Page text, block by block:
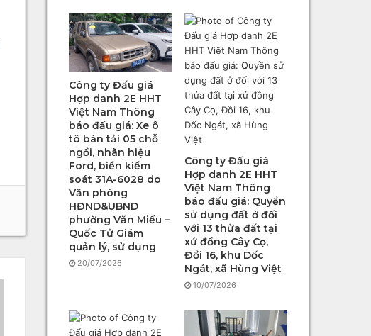
Công ty Đấu giá
Hợp danh 2E HHT
Việt Nam Thông
báo đấu giá: Xe ô
tô bán tải 05 chỗ
ngồi, nhãn hiệu
Ford, biển kiểm
soát 31A-6028 do
Văn phòng
HĐND&UBND
phường Văn Miếu –
Quốc Tử Giám
quản lý, sử dụng
20/07/2026
Công ty Đấu giá
Hợp danh 2E HHT
Việt Nam Thông
báo đấu giá: Quyền
sử dụng đất ở đối
với 13 thửa đất tại
xứ đồng Cây Cọ,
Đồi 16, khu Dốc
Ngát, xã Hùng Việt
10/07/2026